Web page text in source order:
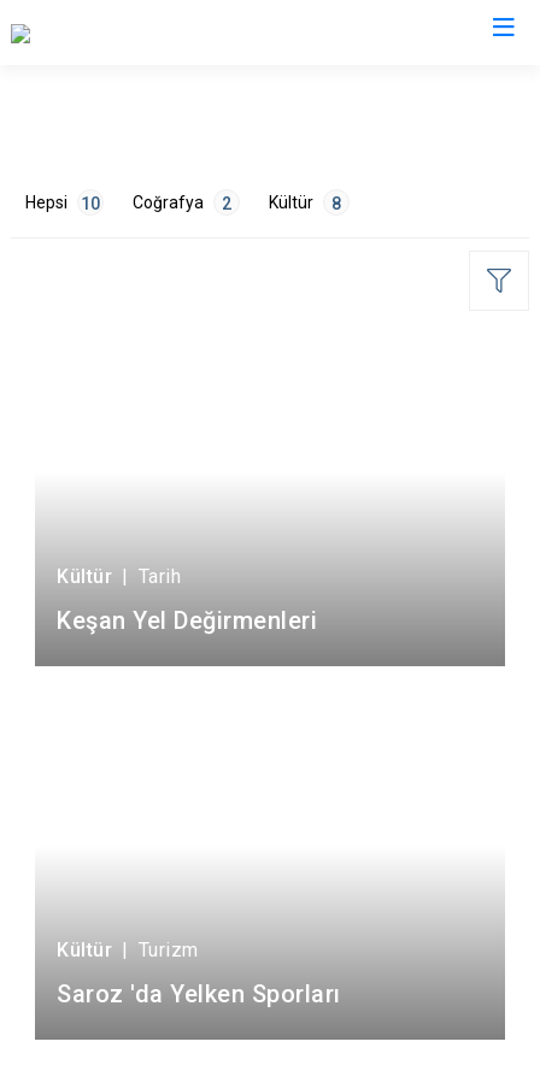
Enez
Hepsi 10 Coğrafya 2 Kültür 8
Kültür | Tarih
Keşan Yel Değirmenleri
Kültür | Turizm
Saroz 'da Yelken Sporları